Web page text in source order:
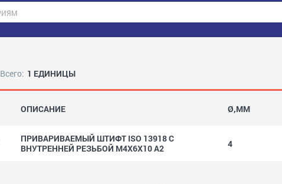
Всего: 1 ЕДИНИЦЫ
ОПИСАНИЕ Ø,MM
ПРИВАРИВАЕМЫЙ ШТИФТ ISO 13918 С
ВНУТРЕННЕЙ РЕЗЬБОЙ M4X6X10 A2
4